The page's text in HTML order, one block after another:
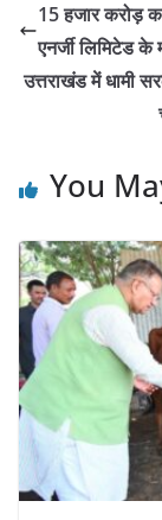
15 हजार करोड़
एनर्जी लिमिटेड के
उत्तराखंड में धामी
You